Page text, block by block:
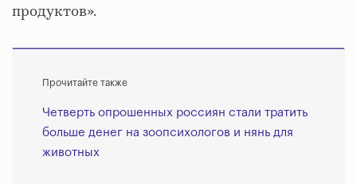
продуктов».
Прочитайте также
Четверть опрошенных россиян стали тратить
больше денег на зоопсихологов и нянь для
животных